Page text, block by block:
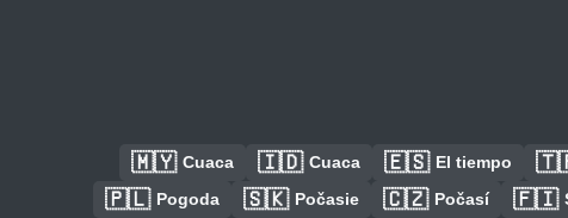
🇲🇾 Cuaca 🇮🇩 Cuaca 🇪🇸 El tiempo
🇵🇱 Pogoda 🇸🇰 Počasie 🇨🇿 Počasí 🇫🇮